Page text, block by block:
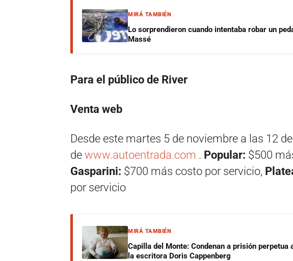
MIRÁ TAMBIÉN
Lo sorprendieron cuando intentaba robar un
Massé
Para el público de River
Venta web
Desde este martes 5 de noviembre a las 12
de www.autoentrada.com . Popular: $500
Gasparini: $700 más costo por servicio,
por servicio
MIRÁ TAMBIÉN
Capilla del Monte: Condenan a prisión
la escritora Doris Cappenberg